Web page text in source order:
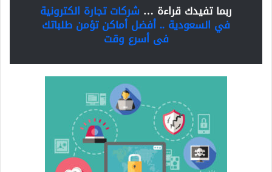
ربما تفيدك قراءة … شركات تجارة الكترونية
في السعودية .. أفضل أماكن تؤمن طلباتك
فى أسرع وقت